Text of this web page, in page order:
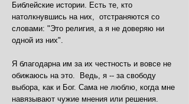
Библейские истории. Есть те, кто
натолкнувшись на них, отстраняются со
словами: "Это религия, а я не доверяю ни
одной из них".
Я благодарна им за их честность и вовсе не
обижаюсь на это. Ведь, я -- за свободу
выбора, как и Бог. Сама не люблю, когда мне
навязывают чужие мнения или решения.